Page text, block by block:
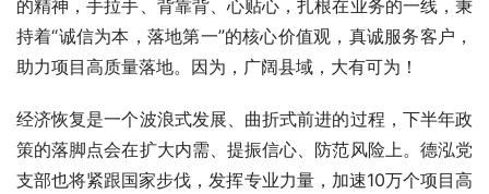
的精神，手拉手、背靠背、心贴心，扎根在业务的一线，秉
持着“诚信为本，落地第一”的核心价值观，真诚服务客户，
助力项目高质量落地。因为，广阔县域，大有可为！
经济恢复是一个波浪式发展、曲折式前进的过程，下半年政
策的落脚点会在扩大内需、提振信心、防范风险上。德泓党
支部也将紧跟国家步伐，发挥专业力量，加速10万个项目高